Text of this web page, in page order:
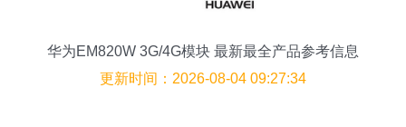
华为EM820W 3G/4G模块 最新最全产品参考信息
更新时间：2026-08-04 09:27:34